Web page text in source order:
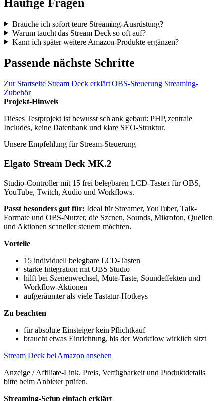
Häufige Fragen
Brauche ich sofort teure Streaming-Ausrüstung?
Warum taucht das Stream Deck so oft auf?
Kann ich später weitere Amazon-Produkte ergänzen?
Passende nächste Schritte
Zur Startseite Stream Deck erklärt OBS-Steuerung Streaming-
Zubehör
Projekt-Hinweis
Dieses Testprojekt ist bewusst schlank gebaut: PHP, zentrale
Includes, keine Datenbank und klare SEO-Struktur.
Unsere Empfehlung für Stream-Steuerung
Elgato Stream Deck MK.2
Studio-Controller mit 15 frei belegbaren LCD-Tasten für OBS,
YouTube, Twitch, Audio und Workflows.
Passt besonders gut für: Ideal für Streamer, YouTuber, Talk-
Formate und OBS-Nutzer, die Szenen, Sounds, Mikrofon, Quellen
und Aktionen schneller steuern möchten.
Vorteile
15 individuell belegbare LCD-Tasten
starke Integration mit OBS Studio
hilft bei Szenenwechsel, Mute-Taste, Soundeffekten und
Workflow-Aktionen
aufgeräumter als viele Tastatur-Hotkeys
Zu beachten
für absolute Einsteiger kein Pflichtkauf
braucht etwas Einrichtung, bis der Workflow wirklich sitzt
Stream Deck bei Amazon ansehen
Anzeige / Affiliate-Link. Preis, Verfügbarkeit und Produktdetails
bitte beim Anbieter prüfen.
Streaming-Setup einfach erklärt